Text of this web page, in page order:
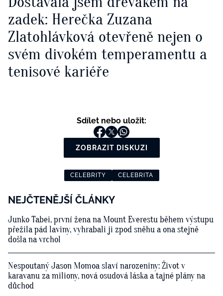
zadek: Herečka Zuzana
Zlatohlávková otevřeně nejen o
svém divokém temperamentu a
tenisové kariéře
Sdílet nebo uložit:
ZOBRAZIT DISKUZI
CELEBRITY CELEBRITA
NEJČTENĚJŠÍ ČLÁNKY
Junko Tabei, první žena na Mount Everestu během výstupu
přežila pád laviny, vyhrabali ji zpod sněhu a ona stejně
došla na vrchol
Nespoutaný Jason Momoa slaví narozeniny: Život v
karavanu za miliony, nová osudová láska a tajné plány na
důchod